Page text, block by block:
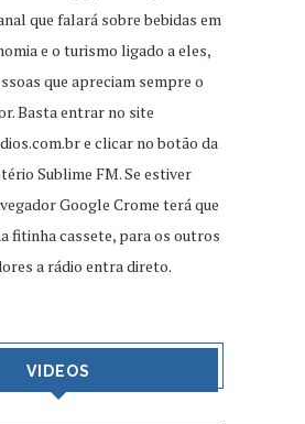
que falará sobre bebidas em
e o turismo ligado a eles,
que apreciam sempre o
Basta entrar no site
e clicar no botão da
Sublime FM. Se estiver
Google Crome terá que
fitinha cassete, para os outros
a rádio entra direto.
VIDEOS